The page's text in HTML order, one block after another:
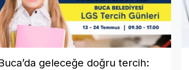
geleceğe doğru tercih: